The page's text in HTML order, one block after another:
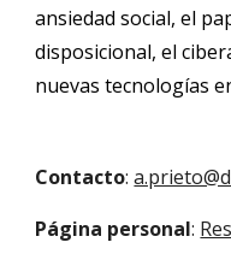
ansiedad social, el
disposicional, el
nuevas tecnologías
Contacto:
Página personal: